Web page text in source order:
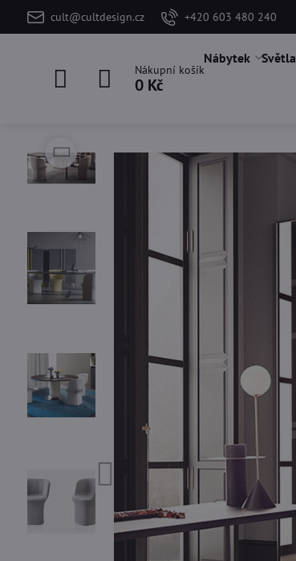
cult@cultdesign.cz +420 603 480 240
Nákupní košík
0 Kč
Nábytek Světla